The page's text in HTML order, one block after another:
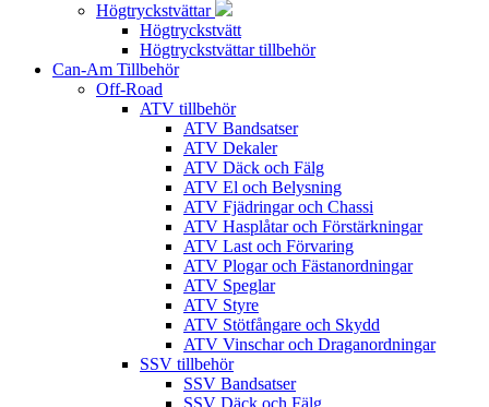
Högtryckstvättar
Högtryckstvätt
Högtryckstvättar tillbehör
Can-Am Tillbehör
Off-Road
ATV tillbehör
ATV Bandsatser
ATV Dekaler
ATV Däck och Fälg
ATV El och Belysning
ATV Fjädringar och Chassi
ATV Hasplåtar och Förstärkningar
ATV Last och Förvaring
ATV Plogar och Fästanordningar
ATV Speglar
ATV Styre
ATV Stötfångare och Skydd
ATV Vinschar och Draganordningar
SSV tillbehör
SSV Bandsatser
SSV Däck och Fälg